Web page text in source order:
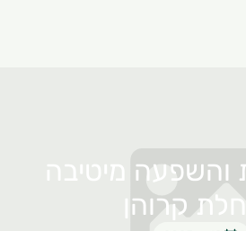
והשפעה מיטיבה
קרוהן